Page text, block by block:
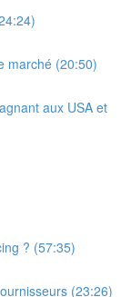
marché (20:50)
aux USA et
? (57:35)
(23:26)